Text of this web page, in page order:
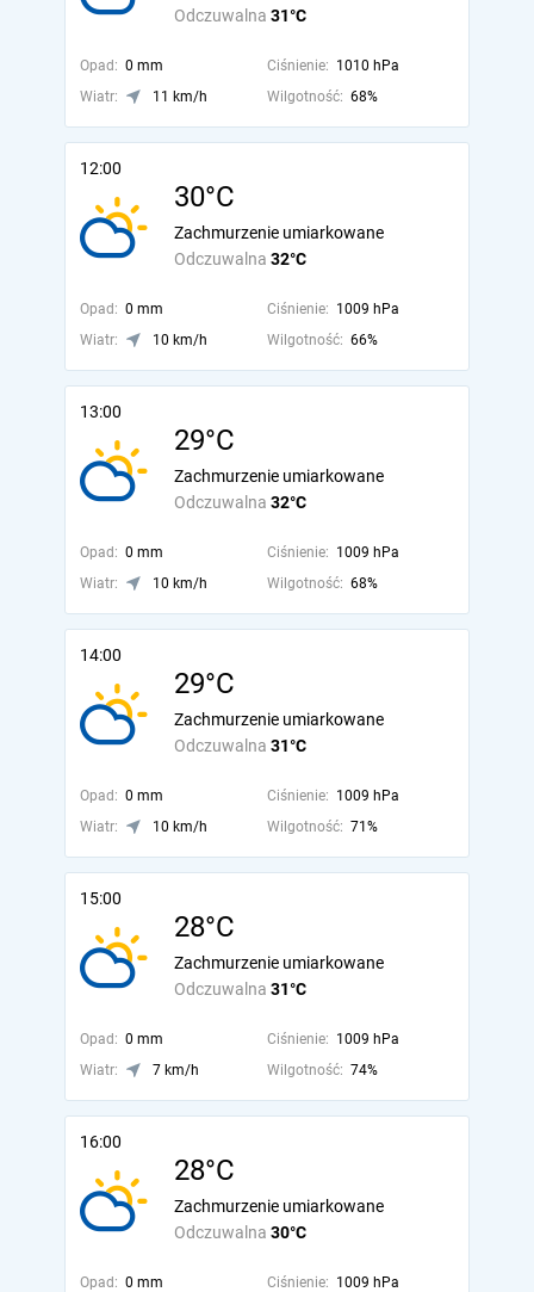
Odczuwalna 31°C
Opad: 0 mm Ciśnienie: 1010 hPa
Wiatr:
11 km/h Wilgotność: 68%
12:00
30°C
Odczuwalna 32°C
Zachmurzenie umiarkowane
Opad: 0 mm Ciśnienie: 1009 hPa
Wiatr:
10 km/h Wilgotność: 66%
13:00
29°C
Odczuwalna 32°C
Zachmurzenie umiarkowane
Opad: 0 mm Ciśnienie: 1009 hPa
Wiatr:
10 km/h Wilgotność: 68%
14:00
29°C
Odczuwalna 31°C
Zachmurzenie umiarkowane
Opad: 0 mm Ciśnienie: 1009 hPa
Wiatr:
10 km/h Wilgotność: 71%
15:00
28°C
Odczuwalna 31°C
Zachmurzenie umiarkowane
Opad: 0 mm Ciśnienie: 1009 hPa
Wiatr:
7 km/h Wilgotność: 74%
16:00
28°C
Odczuwalna 30°C
Zachmurzenie umiarkowane
Opad: 0 mm Ciśnienie: 1009 hPa